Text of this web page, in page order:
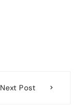
Next Post